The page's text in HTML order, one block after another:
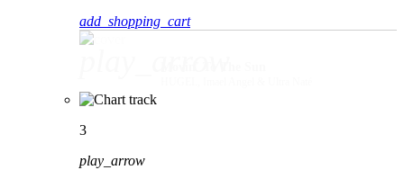
add_shopping_cart
3
play_arrow